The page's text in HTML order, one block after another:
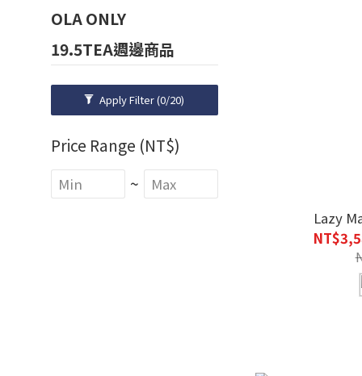
OLA ONLY
19.5TEA週邊商品
Apply Filter(0/20)
Price Range (NT$)
~
Lazy